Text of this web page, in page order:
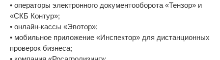
• операторы электронного документооборота «Тензор» и
«СКБ Контур»;
• онлайн-кассы «Эвотор»;
• мобильное приложение «Инспектор» для дистанционных
проверок бизнеса;